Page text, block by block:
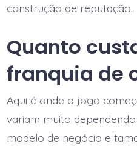
construção de reputação.
Quanto
franquia de
Aqui é onde o jogo
variam muito
modelo de negócio e